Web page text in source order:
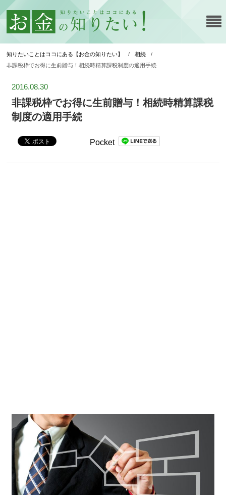
知りたいことはココにある【お金の知りたい】 / 相続
/
非課税枠でお得に生前贈与！相続時精算課税制度の適用手続
2016.08.30
非課税枠でお得に生前贈与！相続時精算課税
制度の適用手続
Pocket